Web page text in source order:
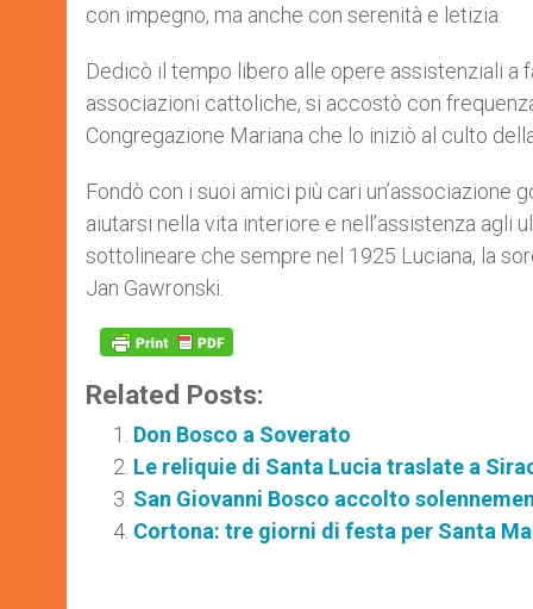
con impegno, ma anche con serenità e letizia.
Dedicò il tempo libero alle opere assistenziali
associazioni cattoliche, si accostò con
Congregazione Mariana che lo iniziò al culto
Fondò con i suoi amici più cari un’associazione
aiutarsi nella vita interiore e nell’assistenza
sottolineare che sempre nel 1925 Luciana, la
Jan Gawronski.
Related Posts:
Don Bosco a Soverato
Le reliquie di Santa Lucia traslate a
San Giovanni Bosco accolto
Cortona: tre giorni di festa per Santa